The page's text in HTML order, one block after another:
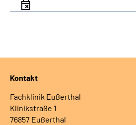
Kontakt
Fachklinik Eußerthal
Klinikstraße 1
76857 Eußerthal